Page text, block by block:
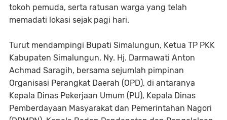
tokoh pemuda, serta ratusan warga yang telah
memadati lokasi sejak pagi hari.
Turut mendampingi Bupati Simalungun, Ketua TP PKK
Kabupaten Simalungun, Ny. Hj. Darmawati Anton
Achmad Saragih, bersama sejumlah pimpinan
Organisasi Perangkat Daerah (OPD), di antaranya
Kepala Dinas Pekerjaan Umum (PU), Kepala Dinas
Pemberdayaan Masyarakat dan Pemerintahan Nagori